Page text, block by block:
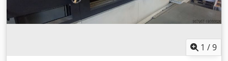
1 /9